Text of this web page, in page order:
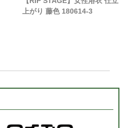
上がり 藤色 180614-3